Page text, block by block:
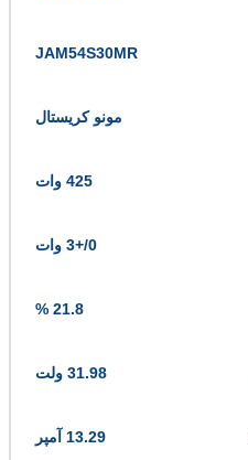
JAM54S30MR
مونو کریستال
425 وات
0/+3 وات
21.8 %
31.98 ولت
13.29 آمپر